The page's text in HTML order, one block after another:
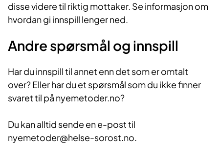
disse videre til riktig mottaker. Se informasjon om
hvordan gi innspill lenger ned.
Andre spørsmål og innspill
Har du innspill til annet enn det som er omtalt
over? Eller har du et spørsmål som du ikke finner
svaret til på nyemetoder.no?
Du kan alltid sende en e-post til
nyemetoder@helse-sorost.no.